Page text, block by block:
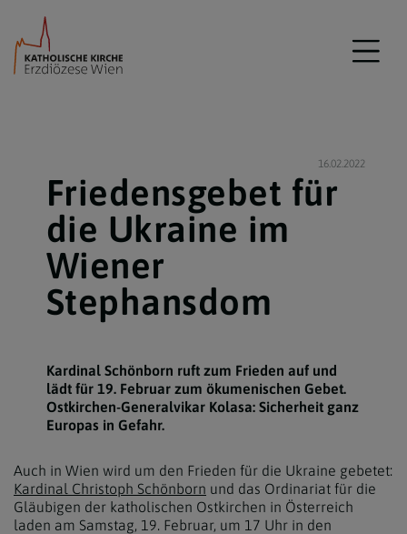
16.02.2022
Friedensgebet für
die Ukraine im
Wiener
Stephansdom
Kardinal Schönborn ruft zum Frieden auf und
lädt für 19. Februar zum ökumenischen Gebet.
Ostkirchen-Generalvikar Kolasa: Sicherheit ganz
Europas in Gefahr.
Auch in Wien wird um den Frieden für die Ukraine gebetet:
Kardinal Christoph Schönborn und das Ordinariat für die
Gläubigen der katholischen Ostkirchen in Österreich
laden am Samstag, 19. Februar, um 17 Uhr in den